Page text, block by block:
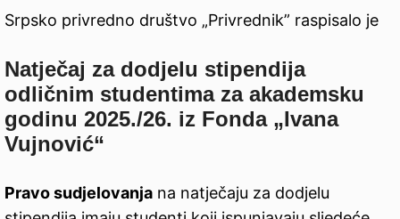
Srpsko privredno društvo „Privrednik” raspisalo je
Natječaj za dodjelu stipendija
odličnim studentima za akademsku
godinu 2025./26. iz Fonda „Ivana
Vujnović“
Pravo sudjelovanja na natječaju za dodjelu